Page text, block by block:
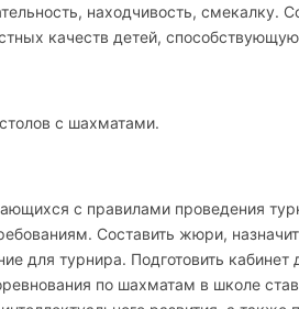
находчивость, смекалку.
качеств детей,
с шахматами.
с правилами проведения
Составить жюри,
для турнира. Подготовить
по шахматам в школе